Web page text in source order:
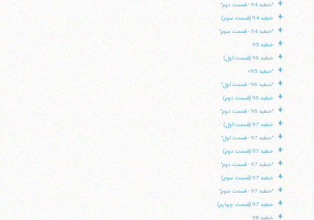
+ "خطبه 94 - قسمت دوم"
+ خطبه 94 (قسمت سوم)
+ "خطبه 94 - قسمت سوم"
+ خطبه 95
+ خطبه 96 (قسمت اول)
+ "خطبه 95»
+ "خطبه 96 - قسمت اول"
+ خطبه 96 (قسمت دوم)
+ "خطبه 96 - قسمت دوم"
+ خطبه 97 (قسمت اول)
+ "خطبه 97 - قسمت اول"
+ خطبه 97 (قسمت دوم)
+ "خطبه 97 - قسمت دوم"
+ خطبه 97 (قسمت سوم)
+ "خطبه 97 - قسمت سوم"
+ خطبه 97 (قسمت چهارم)
+ خطبه 98
ایران